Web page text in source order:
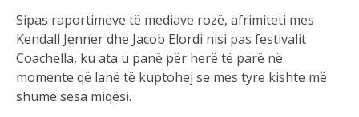
Sipas raportimeve të mediave rozë, afrimiteti mes
Kendall Jenner dhe Jacob Elordi nisi pas festivalit
Coachella, ku ata u panë për herë të parë në
momente që lanë të kuptohej se mes tyre kishte më
shumë sesa miqësi.